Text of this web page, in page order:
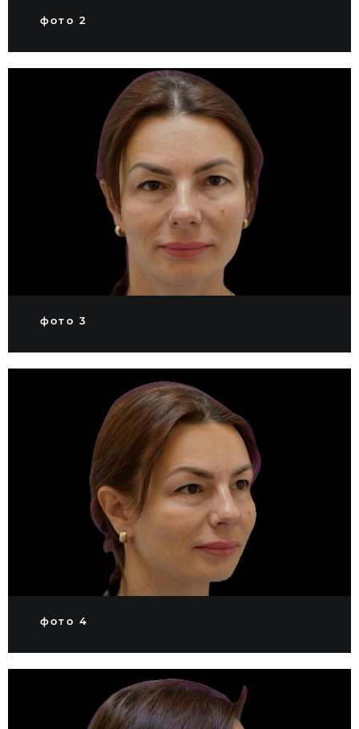
фото 2
фото 3
фото 4